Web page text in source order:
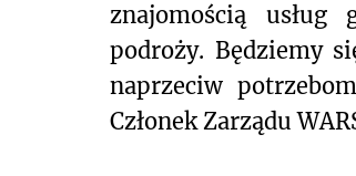
znajomością usług
podroży. Będziemy
naprzeciw
Członek Zarządu